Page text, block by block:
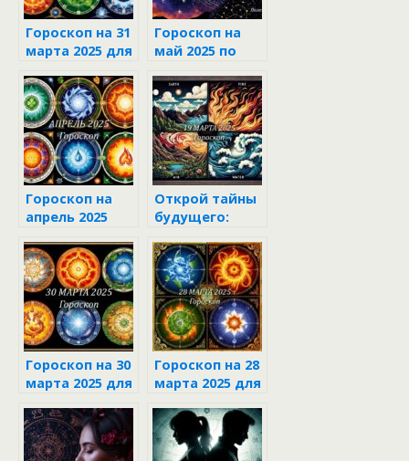
Гороскоп на 31
марта 2025 для
зодиака
Гороскоп на
май 2025 по
жизни
Гороскоп на
апрель 2025
знаков
зодиака
Открой тайны
будущего:
всех знаков
зодиака на 19
марта 2025
Гороскоп на 30
марта 2025 для
зодиака
Гороскоп на 28
марта 2025 для
зодиака